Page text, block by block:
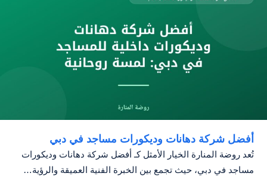
أفضل شركة دهانات وديكورات مساجد في دبي
تُعد روضة المنارة الخيار الأمثل كـ أفضل شركة دهانات وديكورات
مساجد في دبي، حيث تجمع بين الخبرة الفنية العميقة والرؤية…